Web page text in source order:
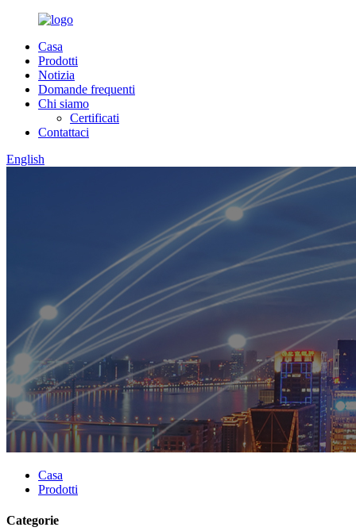
Casa
Prodotti
Notizia
Domande frequenti
Chi siamo
Certificati
Contattaci
English
Casa
Prodotti
Categorie